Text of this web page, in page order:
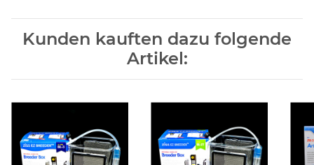
Kunden kauften dazu folgende
Artikel: